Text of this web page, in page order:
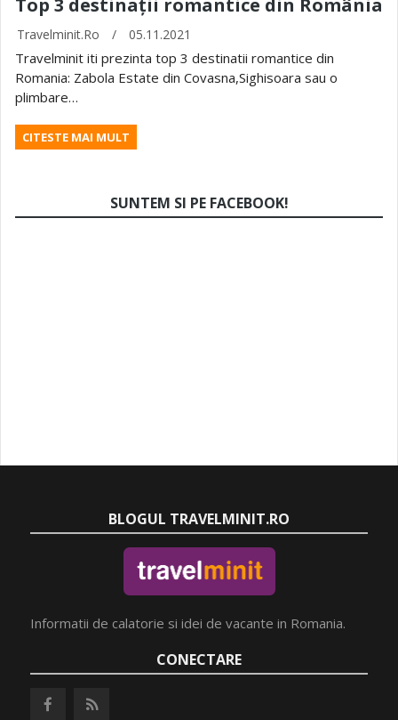
Top 3 destinații romantice din România
Travelminit.ro / 05.11.2021
Travelminit iti prezinta top 3 destinatii romantice din
Romania: Zabola Estate din Covasna,Sighisoara sau o
plimbare…
CITESTE MAI MULT
SUNTEM SI PE FACEBOOK!
BLOGUL TRAVELMINIT.RO
Informatii de calatorie si idei de vacante in Romania.
CONECTARE